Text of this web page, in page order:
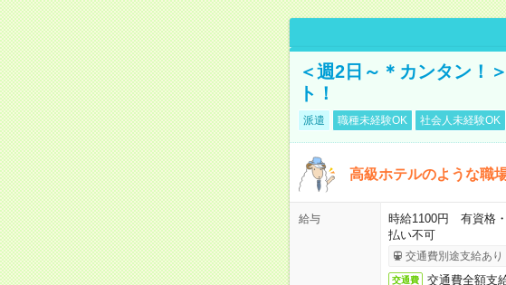
＜週2日～＊カンタン！
ト！
派遣 職種未経験OK 社会人未経験OK
高級ホテルのような職
給与
時給1100円 有資格
払い不可
交通費別途支給あり
交通費 交通費全額支